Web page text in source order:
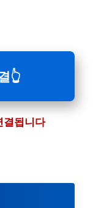
👆
결됩니다